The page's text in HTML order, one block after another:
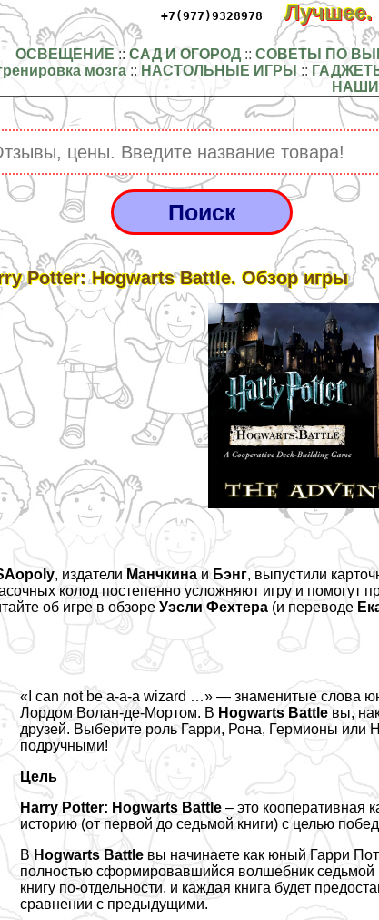
+7(977)9328978
ОСВЕЩЕНИЕ :: САД И ОГОРОД:: СОВЕТЫ ПО
мозга :: НАСТОЛЬНЫЕ ИГРЫ ::
Potter: Hogwarts Battle. Обзор игры
, издатели Манчкина и Бэнг, выпустили
колод постепенно усложняют игру и помогут
об игре вобзоре Уэсли Фехтера (и переводе
«I can not be a-a-a wizard …» — знаменитые слова
Лордом Волан-де-Мортом. В Hogwarts Battle вы,
друзей. Выберите роль Гарри, Рона, Гермионы или
подручными!
Цель
Harry Potter: Hogwarts Battle – это кооперативная
историю (от первой до седьмой книги) с целью
В Hogwarts Battle вы начинаете как юный Гарри
полностью сформировавшийся волшебник седьмой
книгу по-отдельности, и каждая книга будет
сравнении с предыдущими.